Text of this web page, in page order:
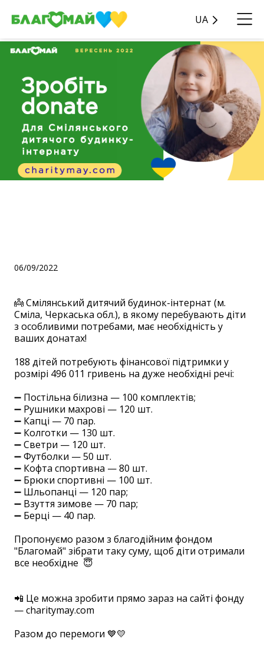
UA
06/09/2022
👼 Смілянський дитячий будинок-інтернат (м.
Сміла, Черкаська обл.), в якому перебувають діти
з особливими потребами, має необхідність у
ваших донатах!
188 дітей потребують фінансової підтримки у
розмірі 496 011 гривень на дуже необхідні речі:
➖ Постільна білизна — 100 комплектів;
➖ Рушники махрові — 120 шт.
➖ Капці — 70 пар.
➖ Колготки — 130 шт.
➖ Светри — 120 шт.
➖ Футболки — 50 шт.
➖ Кофта спортивна — 80 шт.
➖ Брюки спортивні — 100 шт.
➖ Шльопанці — 120 пар;
➖ Взуття зимове — 70 пар;
➖ Берці — 40 пар.
Пропонуємо разом з благодійним фондом
"Благомай" зібрати таку суму, щоб діти отримали
все необхідне 😇
📲 Це можна зробити прямо зараз на сайті фонду
— charitymay.com
Разом до перемоги 💙💛